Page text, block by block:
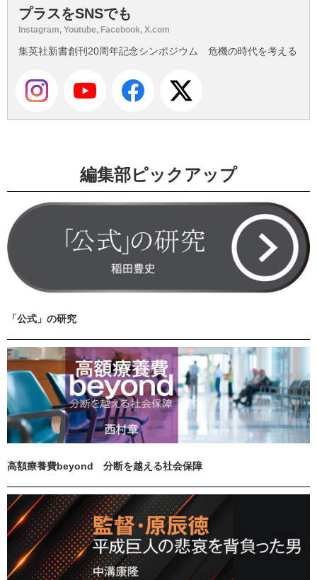
プラスをSNSでも
Instagram, Youtube, Facebook, X.com
集英社新書創刊20周年記念シンポジウム 危機の時代を考える
編集部ピックアップ
「公式」の研究
高額療養費beyond 分断を越える社会保障